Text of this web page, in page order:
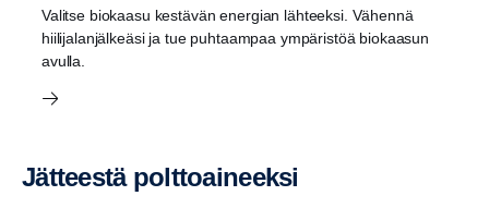
Valitse biokaasu kestävän energian lähteeksi. Vähennä
hiilijalanjälkeäsi ja tue puhtaampaa ympäristöä biokaasun
avulla.
Jätteestä polttoai­neeksi